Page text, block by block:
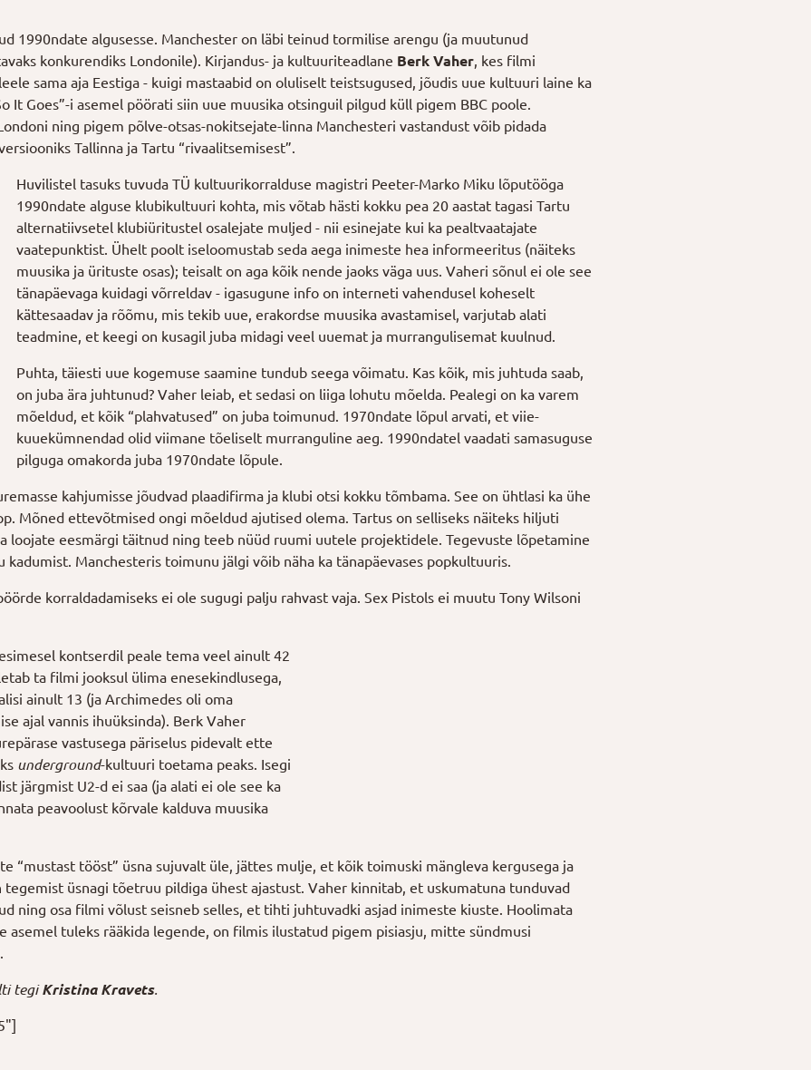
1990ndate algusesse. Manchester on läbi teinud tormilise arengu (ja muutunud
konkurendiks Londonile). Kirjandus- ja kultuuriteadlane Berk Vaher, kes filmi
sama aja Eestiga - kuigi mastaabid on oluliselt teistsugused, jõudis uue kultuuri laine ka
It Goes”-i asemel pöörati siin uue muusika otsinguil pilgud küll pigem BBC poole.
ning pigem põlve-otsas-nokitsejate-linna Manchesteri vastandust võib pidada
Tallinna ja Tartu “rivaalitsemisest”.
Huvilistel tasuks tuvuda TÜ kultuurikorralduse magistri Peeter-Marko Miku lõputööga
1990ndate alguse klubikultuuri kohta, mis võtab hästi kokku pea 20 aastat tagasi Tartu
alternatiivsetel klubiüritustel osalejate muljed - nii esinejate kui ka pealtvaatajate
vaatepunktist. Ühelt poolt iseloomustab seda aega inimeste hea informeeritus (näiteks
muusika ja ürituste osas); teisalt on aga kõik nende jaoks väga uus. Vaheri sõnul ei ole see
tänapäevaga kuidagi võrreldav - igasugune info on interneti vahendusel koheselt
kättesaadav ja rõõmu, mis tekib uue, erakordse muusika avastamisel, varjutab alati
teadmine, et keegi on kusagil juba midagi veel uuemat ja murrangulisemat kuulnud.
Puhta, täiesti uue kogemuse saamine tundub seega võimatu. Kas kõik, mis juhtuda saab,
on juba ära juhtunud? Vaher leiab, et sedasi on liiga lohutu mõelda. Pealegi on ka varem
mõeldud, et kõik “plahvatused” on juba toimunud. 1970ndate lõpul arvati, et viie-
kuuekümnendad olid viimane tõeliselt murranguline aeg. 1990ndatel vaadati samasuguse
pilguga omakorda juba 1970ndate lõpule.
kahjumisse jõudvad plaadifirma ja klubi otsi kokku tõmbama. See on ühtlasi ka ühe
Mõned ettevõtmised ongi mõeldud ajutised olema. Tartus on selliseks näiteks hiljuti
loojate eesmärgi täitnud ning teeb nüüd ruumi uutele projektidele. Tegevuste lõpetamine
kadumist. Manchesteris toimunu jälgi võib näha ka tänapäevases popkultuuris.
korraldadamiseks ei ole sugugi palju rahvast vaja. Sex Pistols ei muutu Tony Wilsoni
kontserdil peale tema veel ainult 42
ta filmi jooksul ülima enesekindlusega,
ainult 13 (ja Archimedes oli oma
ajal vannis ihuüksinda). Berk Vaher
vastusega päriselus pidevalt ette
underground-kultuuri toetama peaks. Isegi
järgmist U2-d ei saa (ja alati ei ole see ka
peavoolust kõrvale kalduva muusika
“mustast tööst” üsna sujuvalt üle, jättes mulje, et kõik toimuski mängleva kergusega ja
üsnagi tõetruu pildiga ühest ajastust. Vaher kinnitab, et uskumatuna tunduvad
ning osa filmi võlust seisneb selles, et tihti juhtuvadki asjad inimeste kiuste. Hoolimata
asemel tuleks rääkida legende, on filmis ilustatud pigem pisiasju, mitte sündmusi
tegiKristina Kravets.